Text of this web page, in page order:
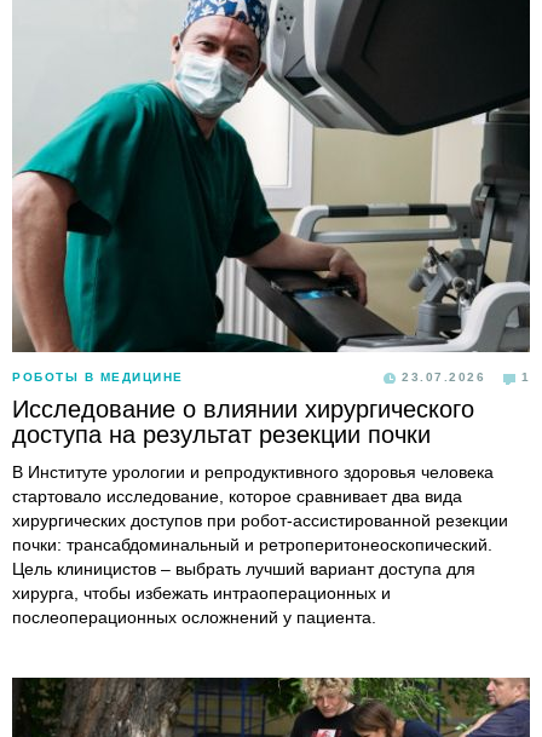
РОБОТЫ В МЕДИЦИНЕ 23.07.2026 1
Исследование о влиянии хирургического
доступа на результат резекции почки
В Институте урологии и репродуктивного здоровья человека
стартовало исследование, которое сравнивает два вида
хирургических доступов при робот-ассистированной резекции
почки: трансабдоминальный и ретроперитонеоскопический.
Цель клиницистов – выбрать лучший вариант доступа для
хирурга, чтобы избежать интраоперационных и
послеоперационных осложнений у пациента.